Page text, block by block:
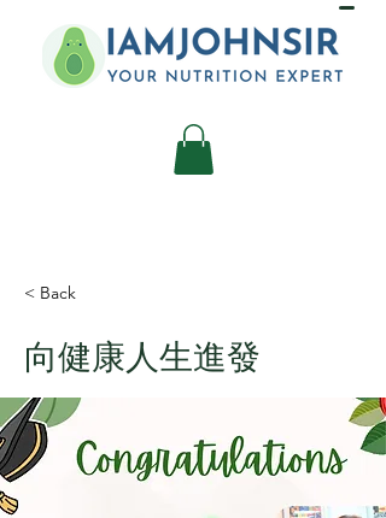
< Back
向健康人生進發